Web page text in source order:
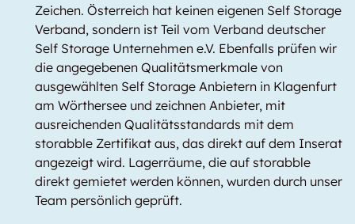
Zeichen. Österreich hat keinen eigenen Self Storage
Verband, sondern ist Teil vom Verband deutscher
Self Storage Unternehmen e.V. Ebenfalls prüfen wir
die angegebenen Qualitätsmerkmale von
ausgewählten Self Storage Anbietern in Klagenfurt
am Wörthersee und zeichnen Anbieter, mit
ausreichenden Qualitätsstandards mit dem
storabble Zertifikat aus, das direkt auf dem Inserat
angezeigt wird. Lagerräume, die auf storabble
direkt gemietet werden können, wurden durch unser
Team persönlich geprüft.